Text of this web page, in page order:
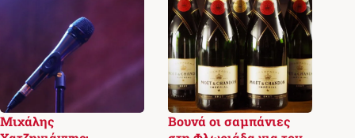
Μιχάλης
Βουνά οι σαμπάνιες